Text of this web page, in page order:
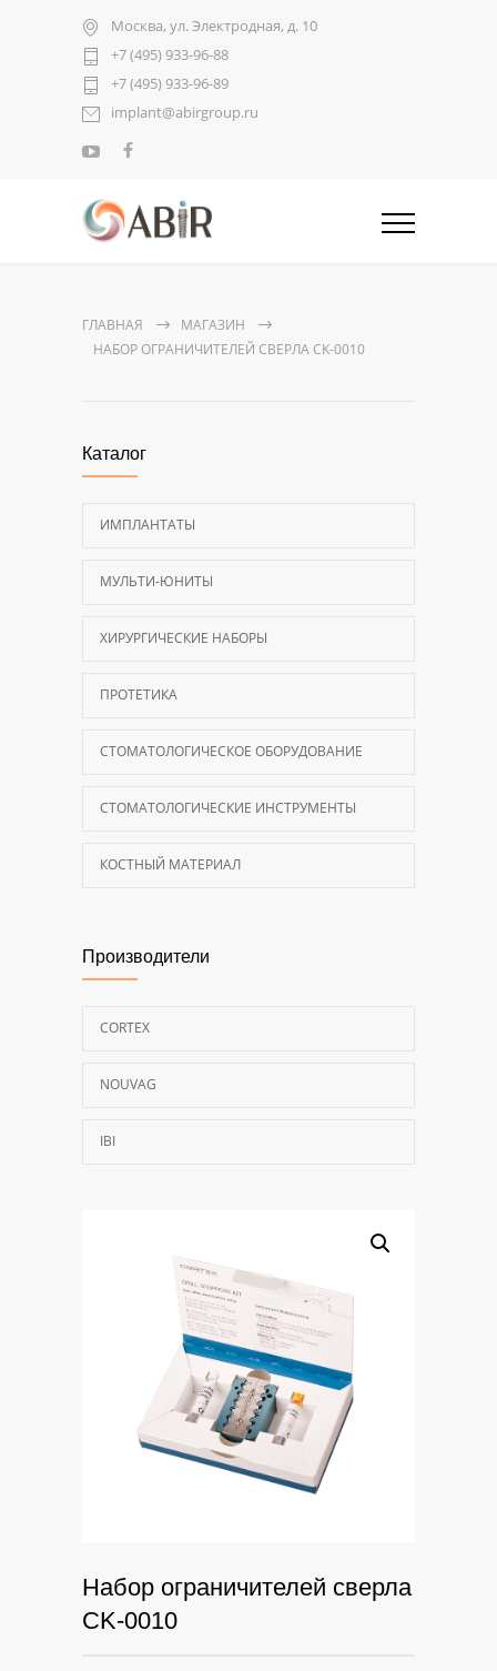
Москва, ул. Электродная, д. 10
+7 (495) 933-96-88
+7 (495) 933-96-89
implant@abirgroup.ru
ГЛАВНАЯ
МАГАЗИН
НАБОР ОГРАНИЧИТЕЛЕЙ СВЕРЛА CK-0010
Каталог
ИМПЛАНТАТЫ
МУЛЬТИ-ЮНИТЫ
ХИРУРГИЧЕСКИЕ НАБОРЫ
ПРОТЕТИКА
СТОМАТОЛОГИЧЕСКОЕ ОБОРУДОВАНИЕ
СТОМАТОЛОГИЧЕСКИЕ ИНСТРУМЕНТЫ
КОСТНЫЙ МАТЕРИАЛ
Производители
CORTEX
NOUVAG
IBI
Набор ограничителей сверла
CK-0010